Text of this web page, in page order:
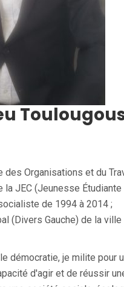
Organisations et du
la JEC (Jeunesse Étudiante
de 1994 à 2014 ;
(Divers Gauche) de la ville
démocratie, je milite pour
d'agir et de réussir